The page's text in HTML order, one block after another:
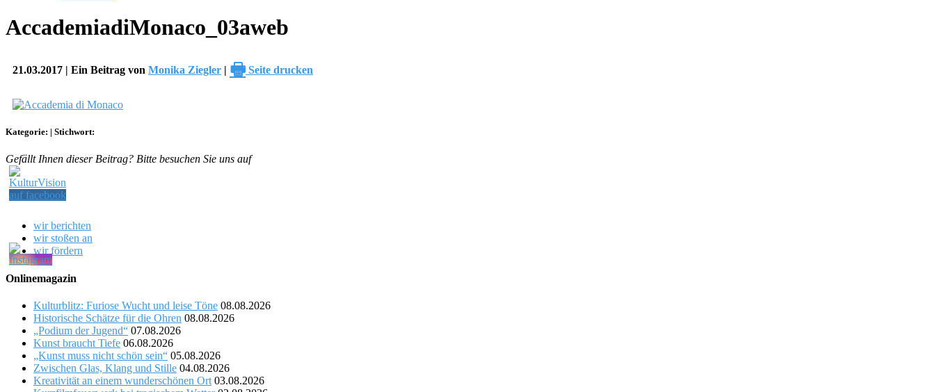
AccademiadiMonaco_03aweb
21.03.2017 | Ein Beitrag von Monika Ziegler | 🖶 Seite drucken
Kategorie: | Stichwort:
Gefällt Ihnen dieser Beitrag? Bitte besuchen Sie uns auf
wir berichten
wir stoßen an
wir fördern
Onlinemagazin
Kulturblitz: Furiose Wucht und leise Töne 08.08.2026
Historische Schätze für die Ohren 08.08.2026
„Podium der Jugend“ 07.08.2026
Kunst braucht Tiefe 06.08.2026
„Kunst muss nicht schön sein“ 05.08.2026
Zwischen Glas, Klang und Stille 04.08.2026
Kreativität an einem wunderschönen Ort 03.08.2026